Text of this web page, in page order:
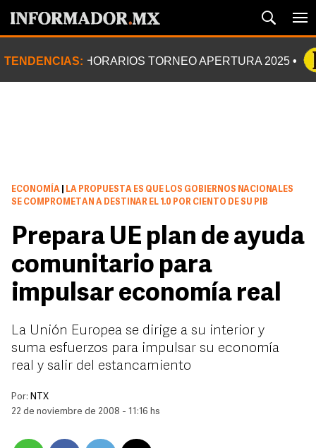
TENDENCIAS: HORARIOS TORNEO APERTURA 2025
ECONOMÍA
LA PROPUESTA ES QUE LOS GOBIERNOS NACIONALES
SE COMPROMETAN A DESTINAR EL 1.0 POR CIENTO DE SU PIB
Prepara UE plan de ayuda
comunitario para
impulsar economía real
La Unión Europea se dirige a su interior y
suma esfuerzos para impulsar su economía
real y salir del estancamiento
Por: NTX
22 de noviembre de 2008 - 11:16 hs